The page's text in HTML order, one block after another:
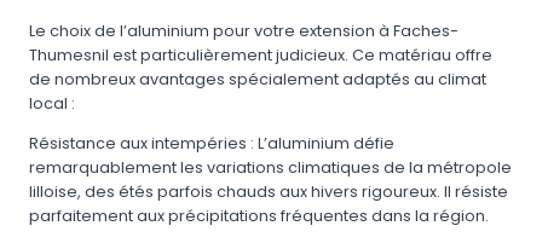
Le choix de l’aluminium pour votre extension à Faches-
Thumesnil est particulièrement judicieux. Ce matériau offre
de nombreux avantages spécialement adaptés au climat
local :
Résistance aux intempéries : L’aluminium défie
remarquablement les variations climatiques de la métropole
lilloise, des étés parfois chauds aux hivers rigoureux. Il résiste
parfaitement aux précipitations fréquentes dans la région.